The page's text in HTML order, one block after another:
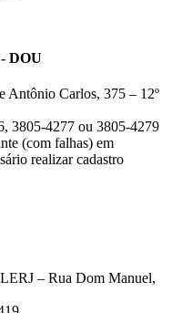
DOU
Antônio Carlos, 375 – 12º
3805-4277 ou 3805-4279
(com falhas) em
realizar cadastro
– Rua Dom Manuel,